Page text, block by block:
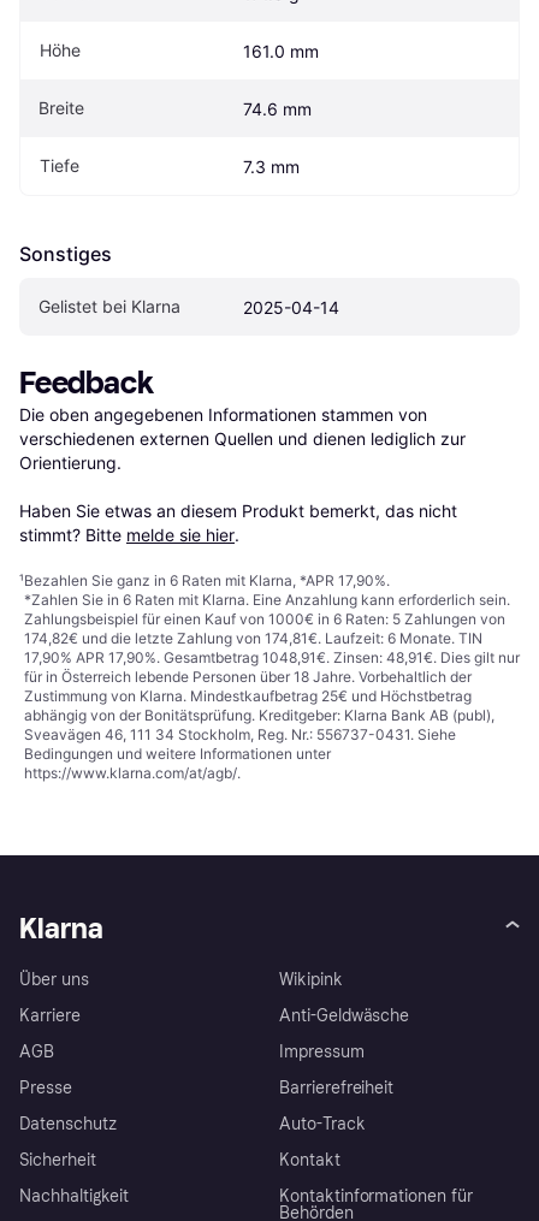
Höhe 161.0 mm
Breite 74.6 mm
Tiefe 7.3 mm
Sonstiges
Gelistet bei Klarna 2025-04-14
Feedback
Die oben angegebenen Informationen stammen von
verschiedenen externen Quellen und dienen lediglich zur
Orientierung.
Haben Sie etwas an diesem Produkt bemerkt, das nicht
stimmt? Bitte melde sie hier.
¹Bezahlen Sie ganz in 6 Raten mit Klarna, *APR 17,90%.
*Zahlen Sie in 6 Raten mit Klarna. Eine Anzahlung kann erforderlich sein.
Zahlungsbeispiel für einen Kauf von 1000€ in 6 Raten: 5 Zahlungen von
174,82€ und die letzte Zahlung von 174,81€. Laufzeit: 6 Monate. TIN
17,90% APR 17,90%. Gesamtbetrag 1048,91€. Zinsen: 48,91€. Dies gilt nur
für in Österreich lebende Personen über 18 Jahre. Vorbehaltlich der
Zustimmung von Klarna. Mindestkaufbetrag 25€ und Höchstbetrag
abhängig von der Bonitätsprüfung. Kreditgeber: Klarna Bank AB (publ),
Sveavägen 46, 111 34 Stockholm, Reg. Nr.: 556737-0431. Siehe
Bedingungen und weitere Informationen unter
https://www.klarna.com/at/agb/.
Klarna
Über uns
Karriere
AGB
Presse
Datenschutz
Sicherheit
Nachhaltigkeit
Wikipink
Anti-Geldwäsche
Impressum
Barrierefreiheit
Auto-Track
Kontakt
Kontaktinformationen für
Behörden